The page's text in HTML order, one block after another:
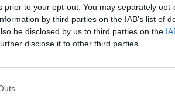
prior to your opt-out. You may separately
by third parties on the IAB’s list of
be disclosed by us to third parties on the
disclose it to other third parties.
Hur snabbt har en vecka gått?
sista inlägget förra veckan att det
men ack så fel jag hade. Det är
mitt liv när jag inte bloggar. Jag
halvfart då hela Sverige har